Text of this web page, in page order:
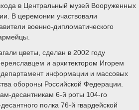
в Центральный музей Вооруженных
В церемонии участвовали
военно-дипломатического
цветы, сделан в 2002 году
и архитектором Игорем
информации и массовых
обороны Российской Федерации.
десантникам 6-й роты 104-го
полка 76-й гвардейской